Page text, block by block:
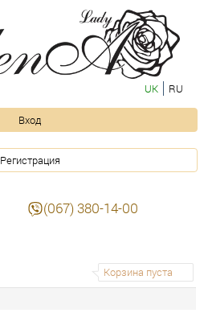
UK RU
Вход
Регистрация
(067) 380-14-00
Корзина пуста